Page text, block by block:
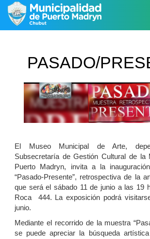
PASADO/
El Museo Municipal de Arte,
Subsecretaría de Gestión Cultural de la
Puerto Madryn, invita a la
“Pasado-Presente”, retrospectiva de la
que será el sábado 11 de junio a las 19
Roca 444. La exposición podrá
junio.
Mediante el recorrido de la muestra
se puede apreciar la búsqueda